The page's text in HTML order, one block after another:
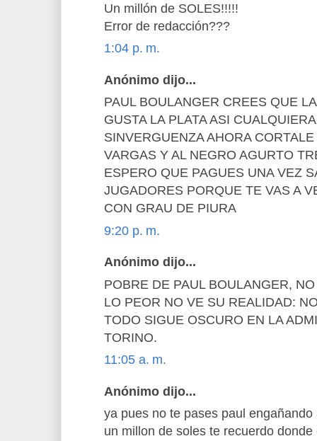
Un millón de SOLES!!!!!
Error de redacción???
1:04 p. m.
Anónimo dijo...
PAUL BOULANGER CREES QUE
GUSTA LA PLATA ASI
SINVERGUENZA AHORA
VARGAS Y AL NEGRO AGURTO
ESPERO QUE PAGUES UNA VEZ
JUGADORES PORQUE TE VAS A
CON GRAU DE PIURA
9:20 p. m.
Anónimo dijo...
POBRE DE PAUL BOULANGER,
LO PEOR NO VE SU REALIDAD:
TODO SIGUE OSCURO EN LA
TORINO.
11:05 a. m.
Anónimo dijo...
ya pues no te pases paul
un millon de soles te recuerdo